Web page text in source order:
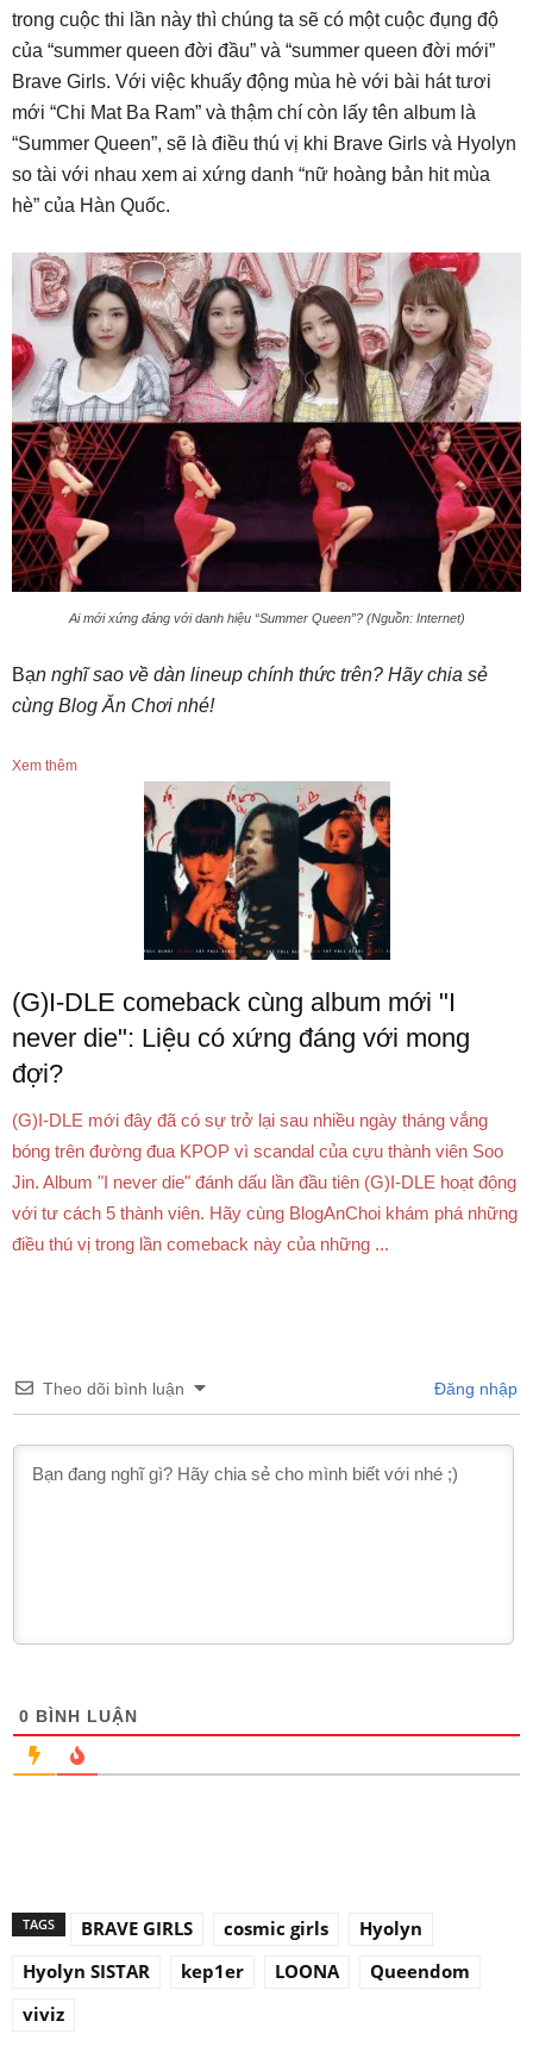
trong cuộc thi lần này thì chúng ta sẽ có một cuộc đụng độ
của “summer queen đời đầu” và “summer queen đời mới”
Brave Girls. Với việc khuấy động mùa hè với bài hát tươi
mới “Chi Mat Ba Ram” và thậm chí còn lấy tên album là
“Summer Queen”, sẽ là điều thú vị khi Brave Girls và Hyolyn
so tài với nhau xem ai xứng danh “nữ hoàng bản hit mùa
hè” của Hàn Quốc.
Ai mới xứng đáng với danh hiệu “Summer Queen”? (Nguồn: Internet)
Bạn nghĩ sao về dàn lineup chính thức trên? Hãy chia sẻ
cùng Blog Ăn Chơi nhé!
Xem thêm
(G)I-DLE comeback cùng album mới "I
never die": Liệu có xứng đáng với mong
đợi?
(G)I-DLE mới đây đã có sự trở lại sau nhiều ngày tháng vắng
bóng trên đường đua KPOP vì scandal của cựu thành viên Soo
Jin. Album "I never die" đánh dấu lần đầu tiên (G)I-DLE hoạt động
với tư cách 5 thành viên. Hãy cùng BlogAnChoi khám phá những
điều thú vị trong lần comeback này của những ...
Theo dõi bình luận Đăng nhập
0 BÌNH LUẬN
TAGS BRAVE GIRLS cosmic girls
Hyolyn
Hyolyn SISTAR
kep1er LOONA
Queendom
viviz